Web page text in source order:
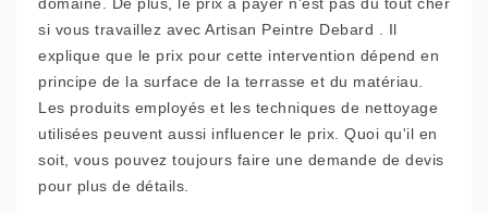
si vous travaillez avec Artisan Peintre Debard . Il
explique que le prix pour cette intervention dépend en
principe de la surface de la terrasse et du matériau.
Les produits employés et les techniques de nettoyage
utilisées peuvent aussi influencer le prix. Quoi qu'il en
soit, vous pouvez toujours faire une demande de devis
pour plus de détails.